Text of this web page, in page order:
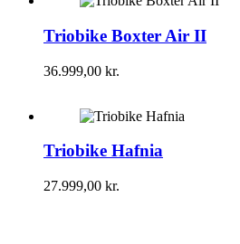
Triobike Boxter Air II
36.999,00 kr.
Triobike Hafnia
27.999,00 kr.